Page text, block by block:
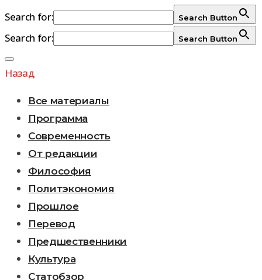
Search for: Search Button
Search for: Search Button
Перейти
к
Назад
Все материалы
Программа
Современность
От редакции
Философия
Политэкономия
Прошлое
Перевод
Предшественники
Культура
Статобзор